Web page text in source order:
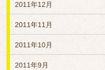
2011年12月
2011年11月
2011年10月
2011年9月